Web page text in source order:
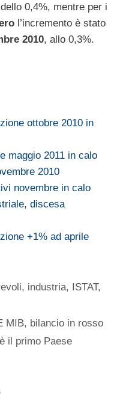
0,4%, mentre per i
l’incremento è stato
2010, allo 0,3%.
ottobre 2010 in
maggio 2011 in calo
2010
novembre in calo
discesa
+1% ad aprile
, industria, ISTAT,
MIB, bilancio in rosso
il primo Paese